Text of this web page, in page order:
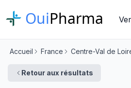
OuiPharma
Accueil France Centre-Val de
Retour aux résultats